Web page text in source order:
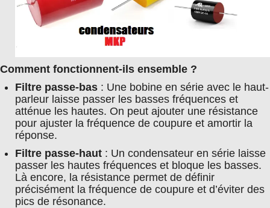
Comment fonctionnent-ils ensemble ?
Filtre passe-bas : Une bobine en série avec le haut-
parleur laisse passer les basses fréquences et
atténue les hautes. On peut ajouter une résistance
pour ajuster la fréquence de coupure et amortir la
réponse.
Filtre passe-haut : Un condensateur en série laisse
passer les hautes fréquences et bloque les basses.
Là encore, la résistance permet de définir
précisément la fréquence de coupure et d’éviter des
pics de résonance.